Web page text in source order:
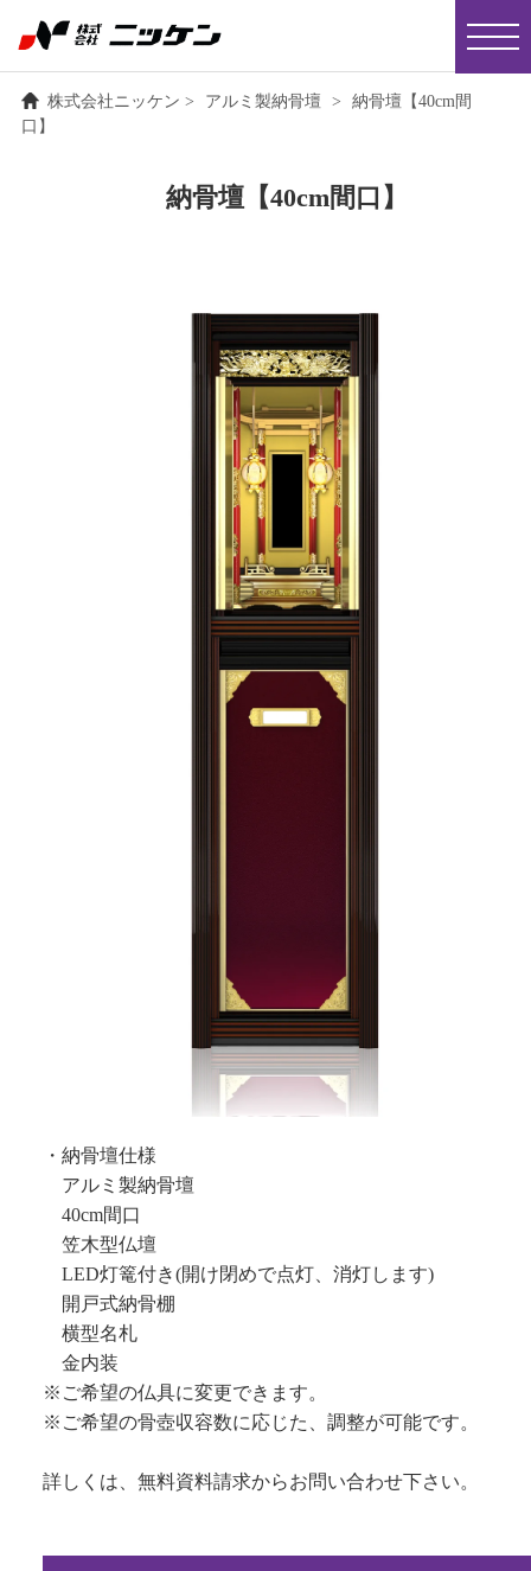
株式会社ニッケン > アルミ製納骨壇 >
納骨壇【40cm間
口】
納骨壇【40cm間口】
・納骨壇仕様
アルミ製納骨壇
40cm間口
笠木型仏壇
LED灯篭付き(開け閉めで点灯、消灯します)
開戸式納骨棚
横型名札
金内装
※ご希望の仏具に変更できます。
※ご希望の骨壺収容数に応じた、調整が可能です。
詳しくは、無料資料請求からお問い合わせ下さい。